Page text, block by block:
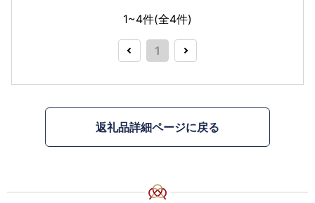
1~4件(全4件)
1
返礼品詳細ページに戻る